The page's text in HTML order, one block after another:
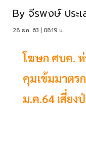
By จีรพงษ์ ประ
28 ธ.ค. 63 | 08:19 น.
โฆษก ศบค.
คุมเข้มมาตร
ม.ค.64 เสี่ย